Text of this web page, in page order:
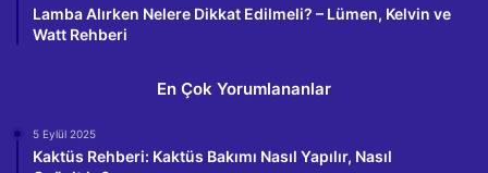
Lamba Alırken Nelere Dikkat Edilmeli? – Lümen, Kelvin ve
Watt Rehberi
En Çok Yorumlananlar
5 Eylül 2025
Kaktüs Rehberi: Kaktüs Bakımı Nasıl Yapılır, Nasıl